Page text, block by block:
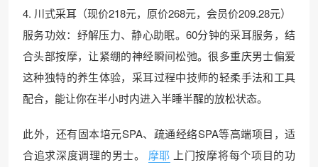
4. 川式采耳（现价218元，原价268元，会员价209.28元）
服务功效：纾解压力、静心助眠。60分钟的采耳服务，结
合头部按摩，让紧绷的神经瞬间松弛。很多重庆男士偏爱
这种独特的养生体验，采耳过程中技师的轻柔手法和工具
配合，能让你在半小时内进入半睡半醒的放松状态。
此外，还有固本培元SPA、疏通经络SPA等高端项目，适
合追求深度调理的男士。
摩耶 上门按摩将每个项目的功